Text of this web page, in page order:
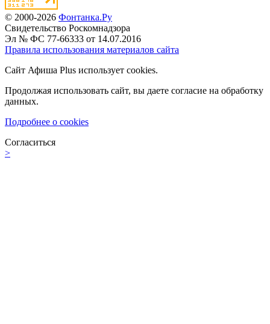
© 2000-2026 Фонтанка.Ру
Свидетельство Роскомнадзора
Эл № ФС 77-66333 от 14.07.2016
Правила использования материалов сайта
Сайт Афиша Plus использует cookies.
Продолжая использовать сайт, вы даете согласие на обработку
данных.
Подробнее о cookies
Согласиться
>